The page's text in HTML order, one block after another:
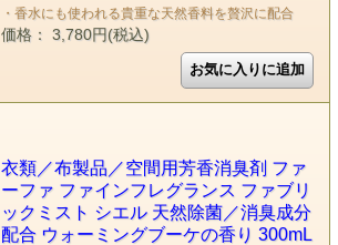
・香水にも使われる貴重な天然香料を贅沢に配合
価格： 3,780円(税込)
衣類／布製品／空間用芳香消臭剤 ファ
ーファ ファインフレグランス ファブリ
ックミスト シエル 天然除菌／消臭成分
配合 ウォーミングブーケの香り 300mL